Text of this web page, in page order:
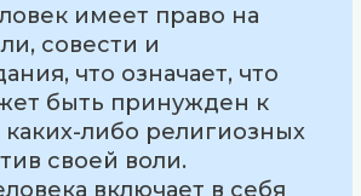
имеет право на
совести и
что означает, что
быть принужден к
либо религиозных
своей воли.
включает в себя